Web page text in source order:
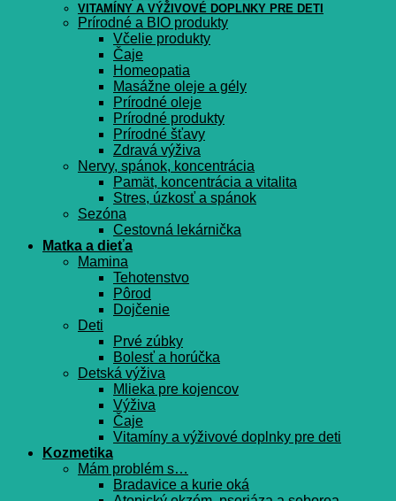
VITAMÍNY A VÝŽIVOVÉ DOPLNKY PRE DETI
Prírodné a BIO produkty
Včelie produkty
Čaje
Homeopatia
Masážne oleje a gély
Prírodné oleje
Prírodné produkty
Prírodné šťavy
Zdravá výživa
Nervy, spánok, koncentrácia
Pamät, koncentrácia a vitalita
Stres, úzkosť a spánok
Sezóna
Cestovná lekárnička
Matka a dieťa
Mamina
Tehotenstvo
Pôrod
Dojčenie
Deti
Prvé zúbky
Bolesť a horúčka
Detská výživa
Mlieka pre kojencov
Výživa
Čaje
Vitamíny a výživové doplnky pre deti
Kozmetika
Mám problém s…
Bradavice a kurie oká